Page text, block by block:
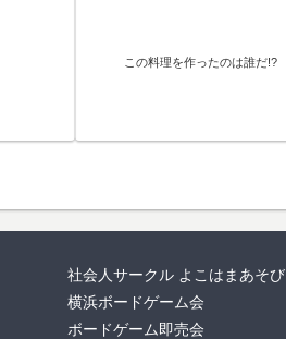
この料理を作ったのは誰だ!?
社会人サークル よこはまあそび
横浜ボードゲーム会
ボードゲーム即売会